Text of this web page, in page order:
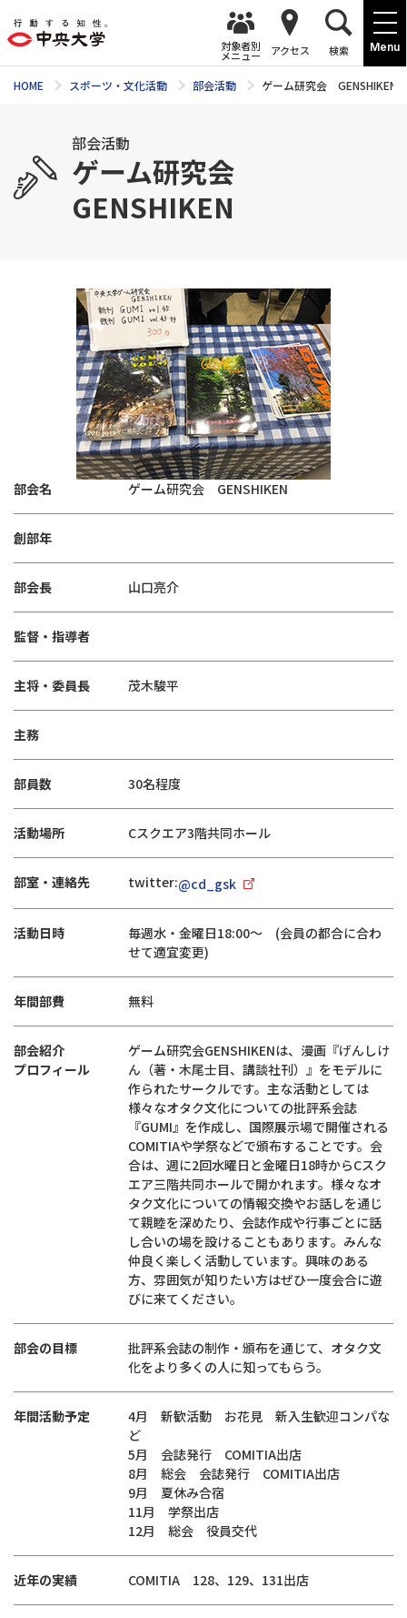
Menu
対象者別
メニュー アクセス 検索
HOME スポーツ・文化活動 部会活動 ゲーム研究会 GENSHIKEN
部会活動
ゲーム研究会
GENSHIKEN
部会名 ゲーム研究会 GENSHIKEN
創部年
部会長 山口亮介
監督・指導者
主将・委員長 茂木駿平
主務
部員数 30名程度
活動場所 Cスクエア3階共同ホール
部室・連絡先 twitter:@cd_gsk
活動日時
毎週水・金曜日18:00～ (会員の都合に合わ
せて適宜変更)
年間部費 無料
部会紹介
プロフィール
ゲーム研究会GENSHIKENは、漫画『げんしけ
ん（著・木尾士目、講談社刊）』をモデルに
作られたサークルです。主な活動としては
様々なオタク文化についての批評系会誌
『GUMI』を作成し、国際展示場で開催される
COMITIAや学祭などで頒布することです。会
合は、週に2回水曜日と金曜日18時からCスク
エア三階共同ホールで開かれます。様々なオ
タク文化についての情報交換やお話しを通じ
て親睦を深めたり、会誌作成や行事ごとに話
し合いの場を設けることもあります。みんな
仲良く楽しく活動しています。興味のある
方、雰囲気が知りたい方はぜひ一度会合に遊
びに来てください。
部会の目標
批評系会誌の制作・頒布を通じて、オタク文
化をより多くの人に知ってもらう。
年間活動予定
4月 新歓活動 お花見 新入生歓迎コンパな
ど
5月 会誌発行 COMITIA出店
8月 総会 会誌発行 COMITIA出店
9月 夏休み合宿
11月 学祭出店
12月 総会 役員交代
近年の実績 COMITIA 128、129、131出店